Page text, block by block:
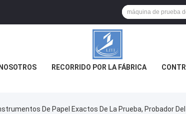
RECORRIDO POR LA FÁBRICA
De Papel Exactos De La Prueba, Probador